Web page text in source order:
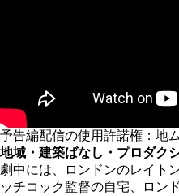
予告編配信の使用許諾権：地
地域・建築ばなし・プロダク
劇中には、ロンドンのレイト
ッチコック監督の自宅、ロン